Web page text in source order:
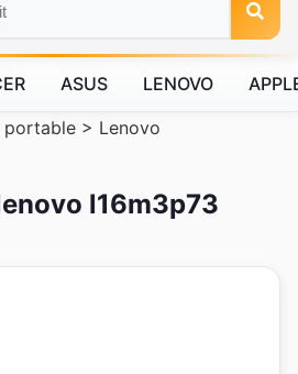
ASUS LENOVO
portable > Lenovo
l16m3p73